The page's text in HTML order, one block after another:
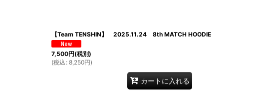
【Team TENSHIN】 2025.11.24 8th MATCH HOODIE
7,500円(税別)
(税込 : 8,250円)
カートに入れる